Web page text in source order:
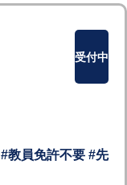
教員免許不要 #先
受付中